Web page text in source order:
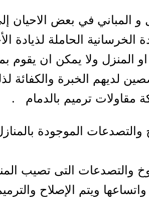
و المباني في بعض الاحيان
الخرسانية الحاملة لذيادة
او المنزل ولا يمكن ان يقوم
لديهم الخبرة والكفائة
ترميم بالدمام .
والتصدعات الموجودة
والتصدعات التى تصيب
ويتم الإصلاح